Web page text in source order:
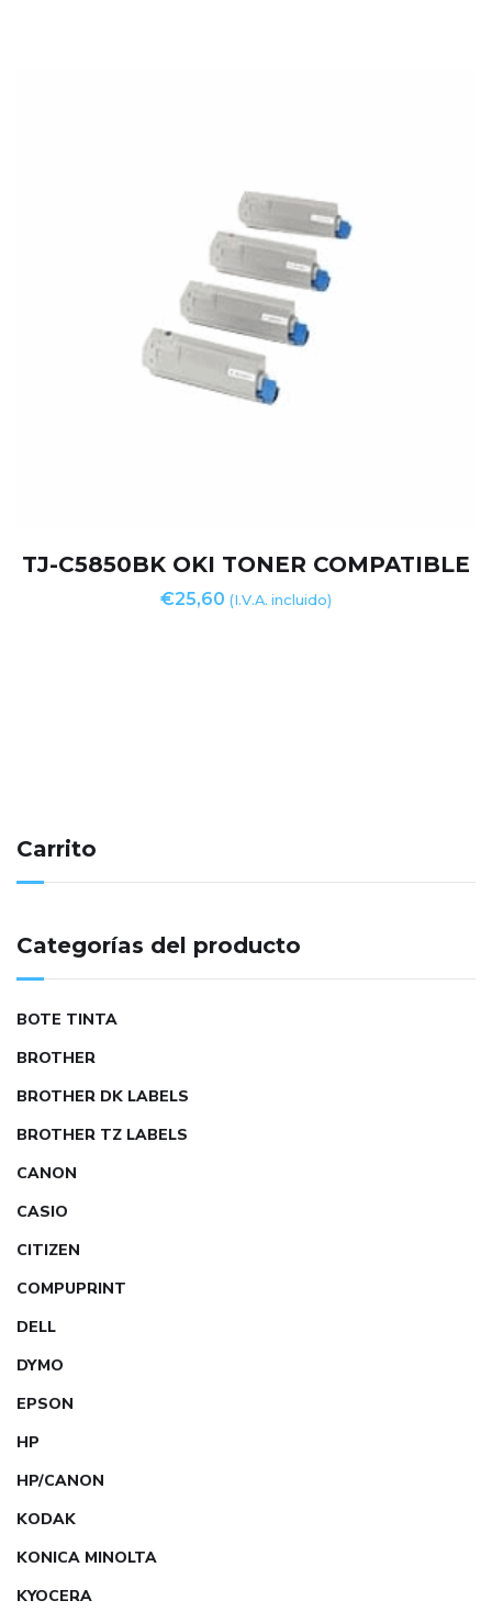
TJ-C5850BK OKI TONER COMPATIBLE
€25,60 (I.V.A. incluido)
Carrito
Categorías del producto
BOTE TINTA
BROTHER
BROTHER DK LABELS
BROTHER TZ LABELS
CANON
CASIO
CITIZEN
COMPUPRINT
DELL
DYMO
EPSON
HP
HP/CANON
KODAK
KONICA MINOLTA
KYOCERA